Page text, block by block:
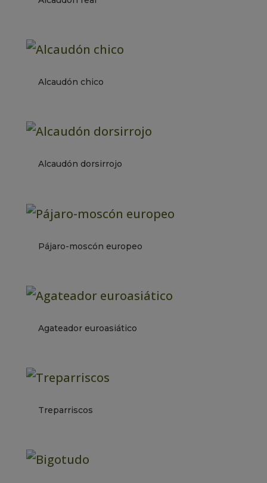
Alcaudón chico
Alcaudón dorsirrojo
Pájaro-moscón europeo
Agateador euroasiático
Treparriscos